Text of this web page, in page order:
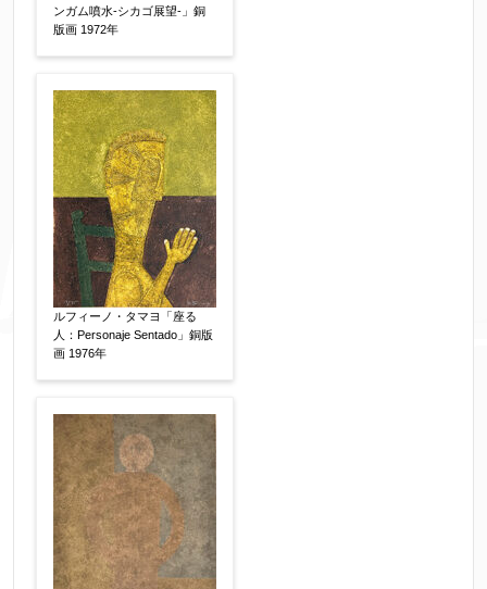
個人情報の取扱い について、同意の上送信しま
す。（確認画面は表示されません）
同意する
【必須】
↑ 同意頂けましたらチェックを入れてくださ
い。
※データはSSL(Secure Sockets Layer)通信によ
り暗号化して送信されます。
ンガム噴水-シカゴ展望-」銅
版画 1972年
ルフィーノ・タマヨ「座る
人：Personaje Sentado」銅版
画 1976年